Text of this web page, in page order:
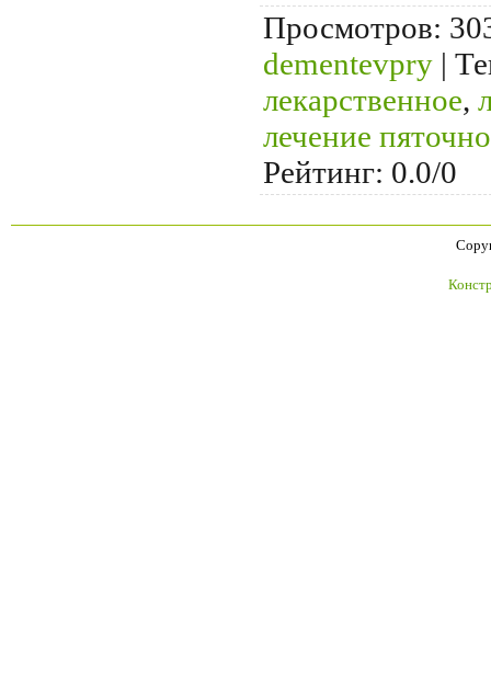
Просмотров:
dementevpry |
лекарственное,
лечение
Рейтинг: 0.0/0